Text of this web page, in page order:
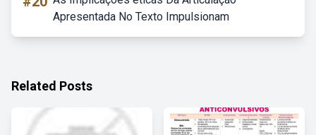
Apresentada No Texto Impulsionam
Related Posts